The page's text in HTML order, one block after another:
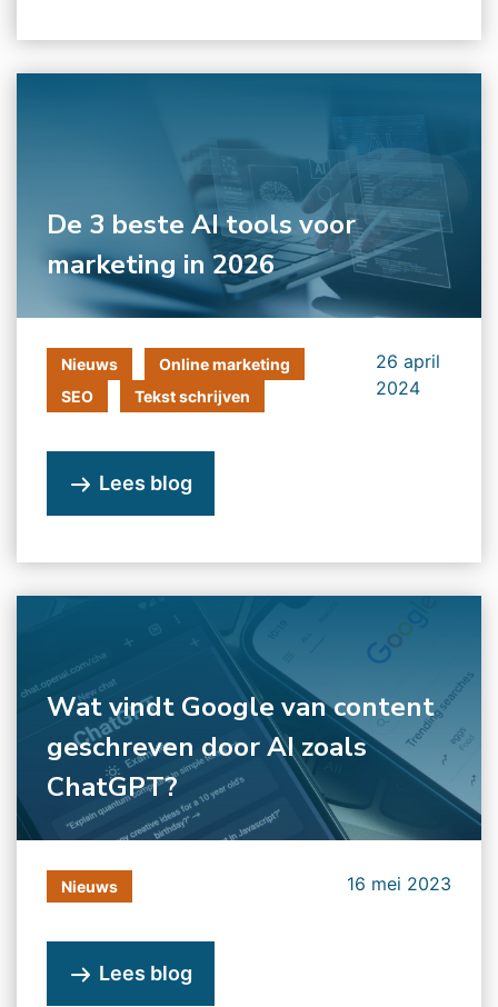
De 3 beste AI tools voor
marketing in 2026
Nieuws
Online marketing
SEO
Tekst schrijven
26 april
2024
Lees blog
Wat vindt Google van content
geschreven door AI zoals
ChatGPT?
Nieuws 16 mei 2023
Lees blog